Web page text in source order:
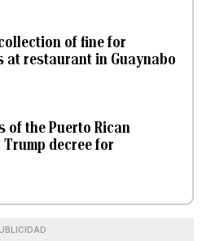
of fine for
at restaurant in Guaynabo
of the Puerto Rican
decree for